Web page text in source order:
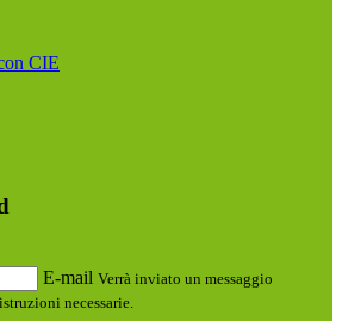
CIE
E-mail Verrà inviato un messaggio
necessarie.